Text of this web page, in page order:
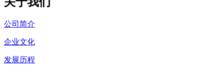
公司简介
企业文化
发展历程